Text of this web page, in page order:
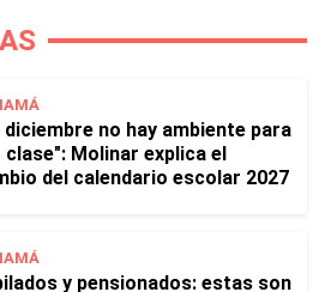
diciembre no hay ambiente para
clase": Molinar explica el
del calendario escolar 2027
y pensionados: estas son